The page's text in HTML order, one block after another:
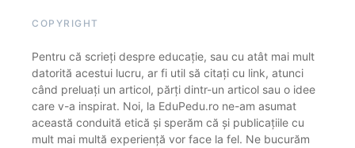
COPYRIGHT
Pentru că scrieți despre educație, sau cu atât mai mult
datorită acestui lucru, ar fi util să citați cu link, atunci
când preluați un articol, părți dintr-un articol sau o idee
care v-a inspirat. Noi, la EduPedu.ro ne-am asumat
această conduită etică și sperăm că și publicațiile cu
mult mai multă experiență vor face la fel. Ne bucurăm